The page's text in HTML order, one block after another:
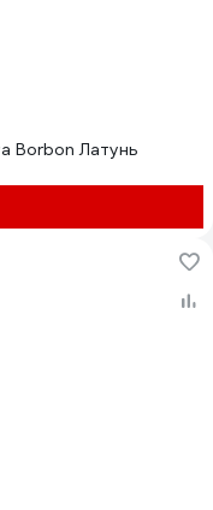
Borbon Латунь